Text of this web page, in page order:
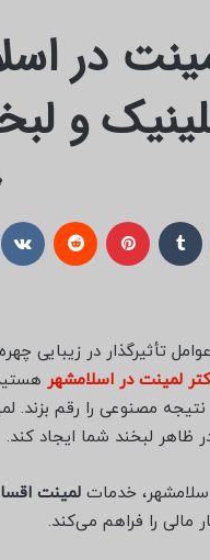
در
و
تأثیرگذار در زیبایی
لمینت در اسلامشهر
مصنوعی را رقم بزند.
ظاهر لبخند شما ایجاد کند.
خدمات لمینت
مالی را فراهم می‌کند.